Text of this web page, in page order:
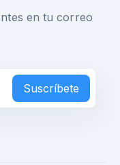
en tu correo
Suscríbete